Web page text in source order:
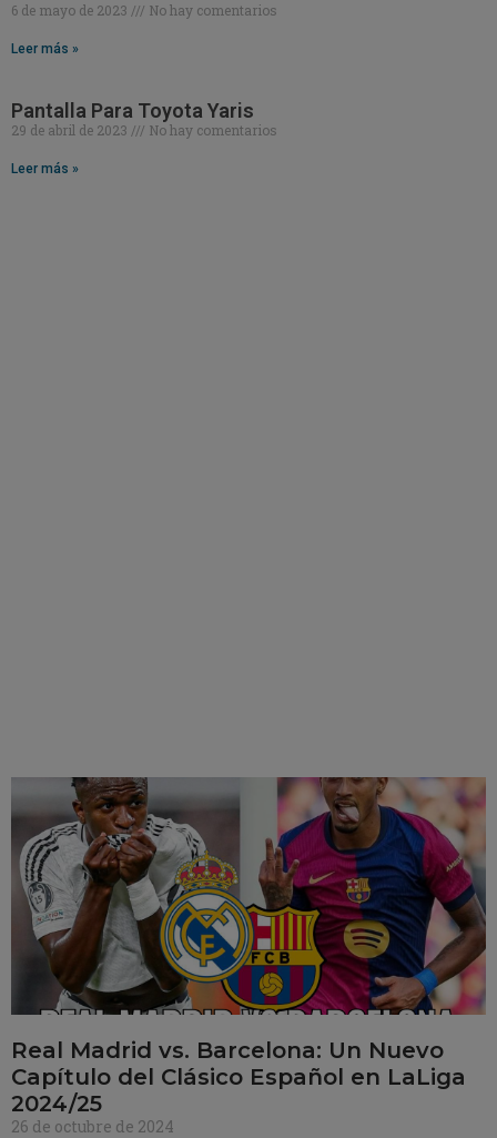
6 de mayo de 2023 No hay comentarios
Leer más »
Pantalla Para Toyota Yaris
29 de abril de 2023 No hay comentarios
Leer más »
Real Madrid vs. Barcelona: Un Nuevo
Capítulo del Clásico Español en LaLiga
2024/25
26 de octubre de 2024